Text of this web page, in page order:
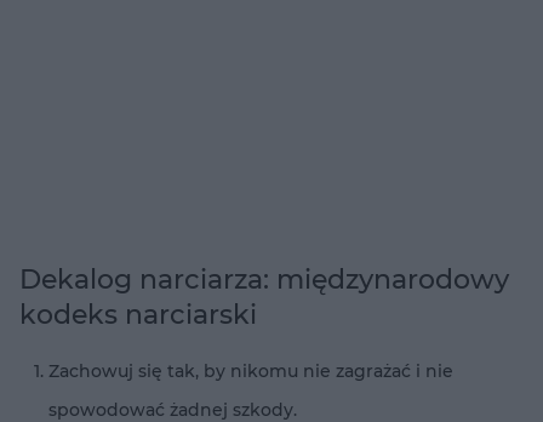
Dekalog narciarza: międzynarodowy
kodeks narciarski
Zachowuj się tak, by nikomu nie zagrażać i nie
spowodować żadnej szkody.